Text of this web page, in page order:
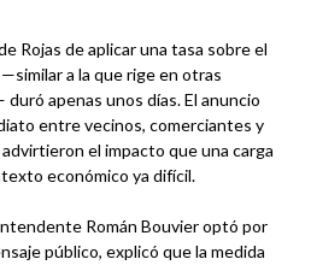
Rojas de aplicar una tasa sobre el
a la que rige en otras
apenas unos días. El anuncio
entre vecinos, comerciantes y
el impacto que una carga
económico ya difícil.
Román Bouvier optó por
público, explicó que la medida